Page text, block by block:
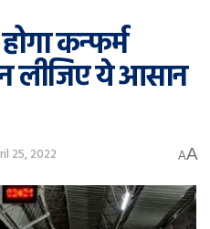
कन्फर्म
लीजिए ये आसान
25, 2022 AA